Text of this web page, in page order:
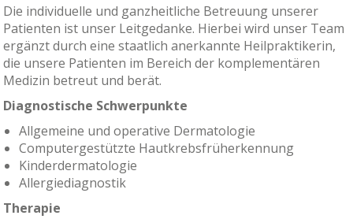
Die individuelle und ganzheitliche Betreuung unserer
Patienten ist unser Leitgedanke. Hierbei wird unser Team
ergänzt durch eine staatlich anerkannte Heilpraktikerin,
die unsere Patienten im Bereich der komplementären
Medizin betreut und berät.
Diagnostische Schwerpunkte
Allgemeine und operative Dermatologie
Computergestützte Hautkrebsfrüherkennung
Kinderdermatologie
Allergiediagnostik
Therapie